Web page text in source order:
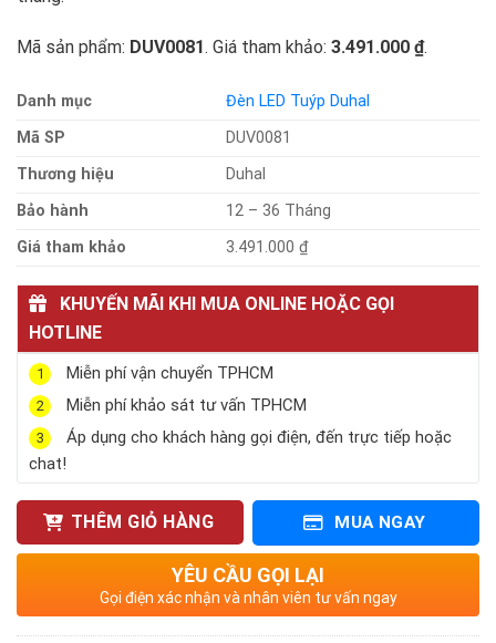
Mã sản phẩm: DUV0081. Giá tham khảo: 3.491.000 ₫.
Danh mục
Đèn LED Tuýp Duhal
Mã SP
DUV0081
Thương hiệu
Duhal
Bảo hành
12 – 36 Tháng
Giá tham khảo
3.491.000 ₫
KHUYẾN MÃI KHI MUA ONLINE HOẶC GỌI
HOTLINE
1 Miễn phí vận chuyển TPHCM
2 Miễn phí khảo sát tư vấn TPHCM
3
Áp dụng cho khách hàng gọi điện, đến trực tiếp hoặc
chat!
THÊM GIỎ HÀNG MUA NGAY
YÊU CẦU GỌI LẠI
Gọi điện xác nhận và nhân viên tư vấn ngay